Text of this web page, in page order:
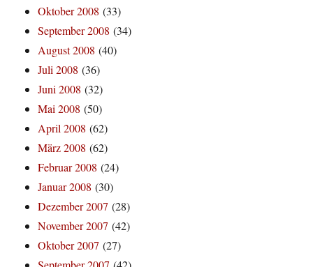
Oktober 2008 (33)
September 2008 (34)
August 2008 (40)
Juli 2008 (36)
Juni 2008 (32)
Mai 2008 (50)
April 2008 (62)
März 2008 (62)
Februar 2008 (24)
Januar 2008 (30)
Dezember 2007 (28)
November 2007 (42)
Oktober 2007 (27)